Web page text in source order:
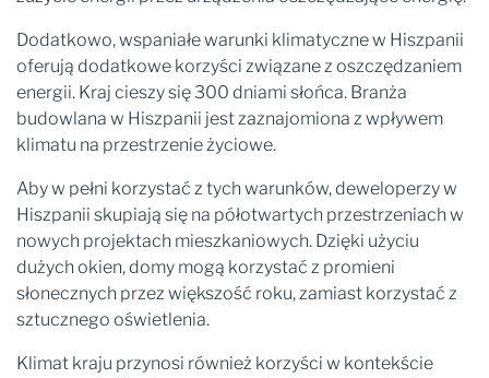
Dodatkowo, wspaniałe warunki klimatyczne w Hiszpanii
oferują dodatkowe korzyści związane z oszczędzaniem
energii. Kraj cieszy się 300 dniami słońca. Branża
budowlana w Hiszpanii jest zaznajomiona z wpływem
klimatu na przestrzenie życiowe.
Aby w pełni korzystać z tych warunków, deweloperzy w
Hiszpanii skupiają się na półotwartych przestrzeniach w
nowych projektach mieszkaniowych. Dzięki użyciu
dużych okien, domy mogą korzystać z promieni
słonecznych przez większość roku, zamiast korzystać z
sztucznego oświetlenia.
Klimat kraju przynosi również korzyści w kontekście